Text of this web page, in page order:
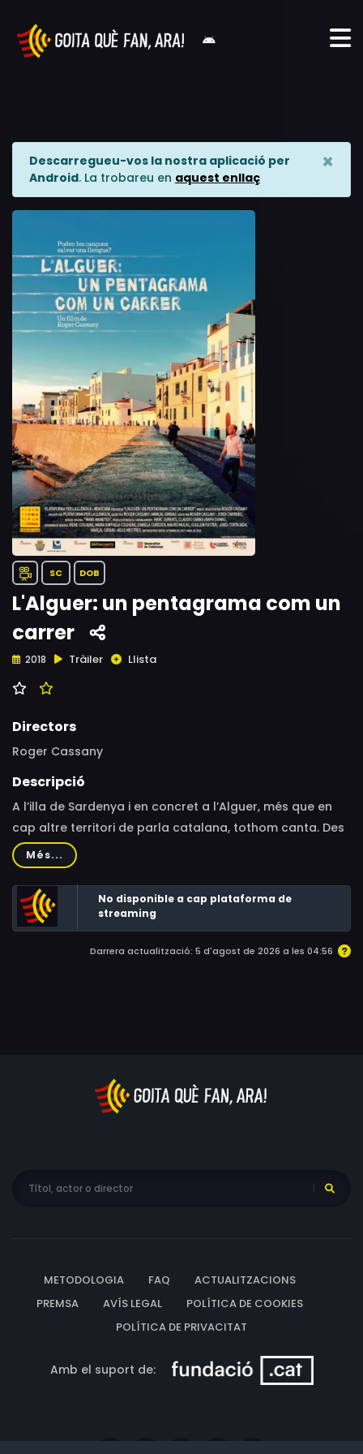
Descarregueu-vos la nostra aplicació per
Android. La trobareu en aquest enllaç
×
SC DOB
L'Alguer: un pentagrama com un
carrer
2018 Tràiler Llista
Directors
Roger Cassany
Descripció
A l’illa de Sardenya i en concret a l’Alguer, més que en
cap altre territori de parla catalana, tothom canta. Des
dels més petits fins els més ancians i canten en català.
Pot la música salvar una llengua?
Més...
No disponible a cap plataforma de
streaming
Darrera actualització: 5 d'agost de 2026 a les 04:56
METODOLOGIA FAQ
ACTUALITZACIONS
PREMSA
AVÍS LEGAL
POLÍTICA DE COOKIES
POLÍTICA DE PRIVACITAT
Amb el suport de: